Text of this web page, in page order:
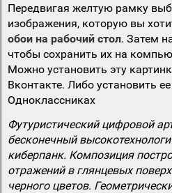
Передвигая желтую рамку
изображения, которую вы
обои на рабочий стол. Затем
чтобы сохранить их на
Можно установить эту
Вконтакте. Либо установить
Одноклассниках
Футуристический цифровой
бесконечный
киберпанк. Композиция
отражений в глянцевых
черного цветов.